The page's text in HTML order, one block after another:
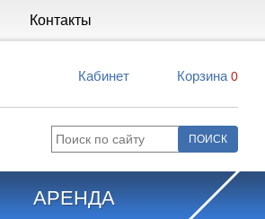
Контакты
Кабинет Корзина 0
АРЕНДА